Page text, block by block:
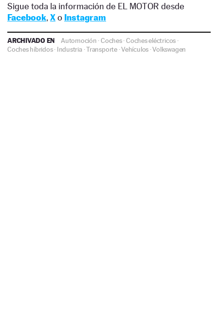
Sigue toda la información de EL MOTOR desde
Facebook, Xo Instagram
ARCHIVADO EN Automoción ·Coches·Coches eléctricos ·
Coches híbridos· Industria·Transporte·Vehículos ·Volkswagen